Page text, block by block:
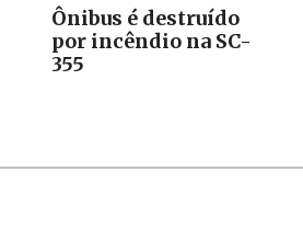
Ônibus é destruído
por incêndio na SC-
355